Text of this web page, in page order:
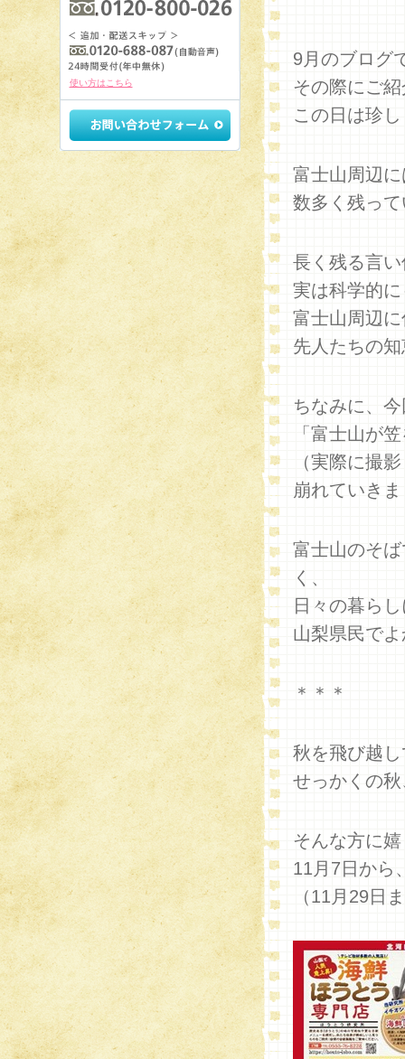
使い方はこちら
9月のブログ
その際にご
この日は珍
富士山周辺
数多く残っ
長く残る言
実は科学的
富士山周辺
先人たちの
ちなみに、
「富士山が
（実際に撮
崩れていき
富士山のそ
く、
日々の暮ら
山梨県民で
＊＊＊
秋を飛び越
せっかくの
そんな方に
11月7日から
（11月29日